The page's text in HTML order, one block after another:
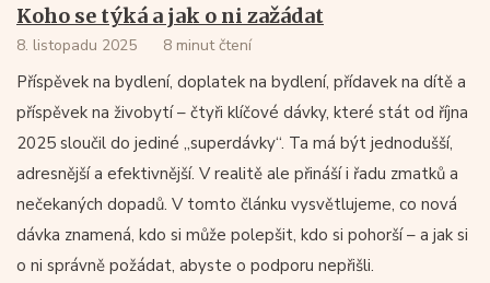
Koho se týká a jak o ni zažádat
8. listopadu 2025 8 minut čtení
Příspěvek na bydlení, doplatek na bydlení, přídavek na dítě a
příspěvek na živobytí – čtyři klíčové dávky, které stát od října
2025 sloučil do jediné „superdávky“. Ta má být jednodušší,
adresnější a efektivnější. V realitě ale přináší i řadu zmatků a
nečekaných dopadů. V tomto článku vysvětlujeme, co nová
dávka znamená, kdo si může polepšit, kdo si pohorší – a jak si
o ni správně požádat, abyste o podporu nepřišli.